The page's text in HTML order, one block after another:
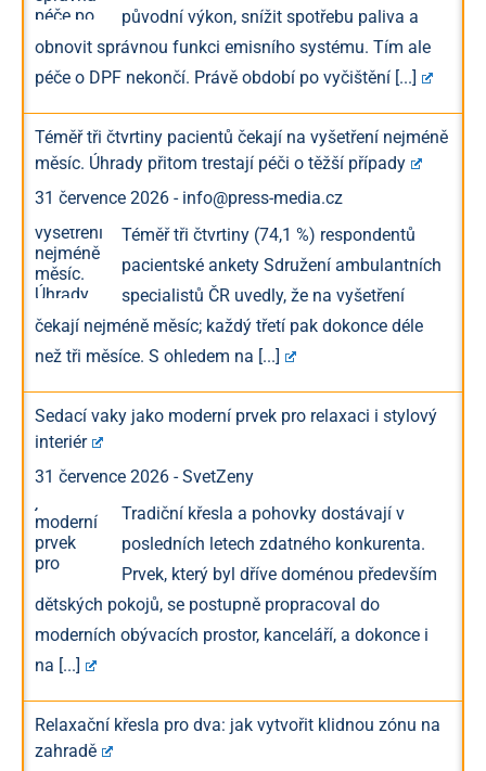
původní výkon, snížit spotřebu paliva a
obnovit správnou funkci emisního systému. Tím ale
péče o DPF nekončí. Právě období po vyčištění [...]
Téměř tři čtvrtiny pacientů čekají na vyšetření nejméně
měsíc. Úhrady přitom trestají péči o těžší případy
31 července 2026 - info@press-media.cz
Téměř tři čtvrtiny (74,1 %) respondentů
pacientské ankety Sdružení ambulantních
specialistů ČR uvedly, že na vyšetření
čekají nejméně měsíc; každý třetí pak dokonce déle
než tři měsíce. S ohledem na [...]
Sedací vaky jako moderní prvek pro relaxaci i stylový
interiér
31 července 2026 -SvetZeny
Tradiční křesla a pohovky dostávají v
posledních letech zdatného konkurenta.
Prvek, který byl dříve doménou především
dětských pokojů, se postupně propracoval do
moderních obývacích prostor, kanceláří, a dokonce i
na [...]
Relaxační křesla pro dva: jak vytvořit klidnou zónu na
zahradě